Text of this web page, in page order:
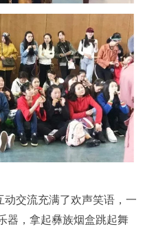
交流充满了欢声笑语，一
器，拿起彝族烟盒跳起舞